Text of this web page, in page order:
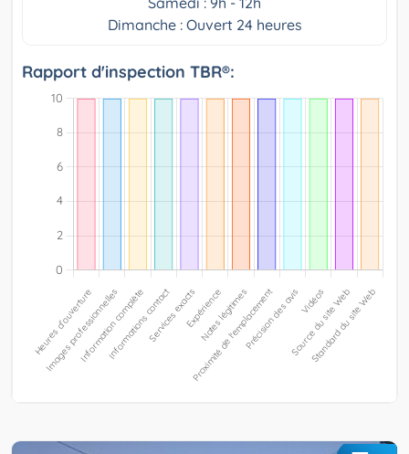
Dimanche : Ouvert 24 heures
Rapport d'inspection TBR®: